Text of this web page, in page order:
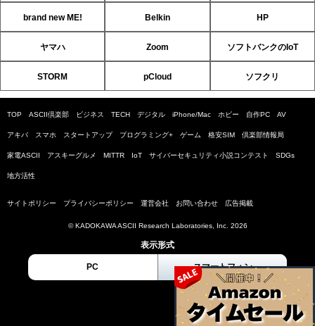
brand new ME! Belkin HP
ヤマハ Zoom ソフトバンクのIoT
STORM pCloud ソフクリ
TOP ASCII倶楽部 ビジネス TECH デジタル iPhone/Mac ホビー 自作PC AV
アキバ スマホ スタートアップ プログラミング+ ゲーム 格安SIM 倶楽部情報局
家電ASCII アスキーグルメ MITTR IoT サイバーセキュリティ小説コンテスト SDGs
地方活性
サイトポリシー プライバシーポリシー 運営会社 お問い合わせ 広告掲載
© KADOKAWA ASCII Research Laboratories, Inc. 2026
表示形式
PC スマートフォン